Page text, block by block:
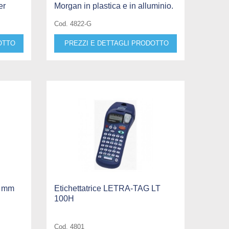
Morgan in plastica e in alluminio.
Cod. 4822-G
PREZZI E DETTAGLI PRODOTTO
Etichettatrice LETRA-TAG LT
100H
Cod. 4801